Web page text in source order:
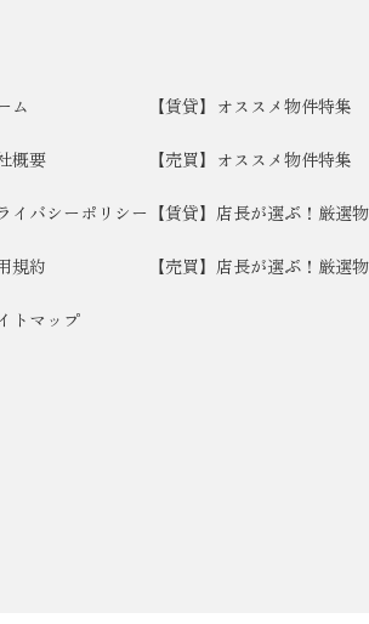
ム
概要
イバシーポリシー
規約
トマップ
【賃貸】オススメ物件特集
【売買】オススメ物件特集
【賃貸】店長が選ぶ！厳選
【売買】店長が選ぶ！厳選